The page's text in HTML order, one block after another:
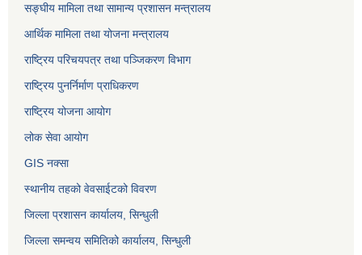
सङ्घीय मामिला तथा सामान्य प्रशासन मन्त्रालय
आर्थिक मामिला तथा योजना मन्त्रालय
राष्ट्रिय परिचयपत्र तथा पञ्जिकरण विभाग
राष्ट्रिय पुनर्निर्माण प्राधिकरण
राष्ट्रिय योजना आयोग
लोक सेवा आयोग
GIS नक्सा
स्थानीय तहको वेवसाईटको विवरण
जिल्ला प्रशासन कार्यालय, सिन्धुली
जिल्ला समन्वय समितिको कार्यालय, सिन्धुली